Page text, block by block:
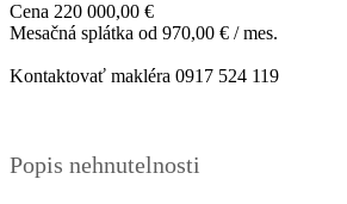
Cena 220 000,00 €
Mesačná splátka od 970,00 € / mes.
Kontaktovať makléra 0917 524 119
Popis nehnutelnosti